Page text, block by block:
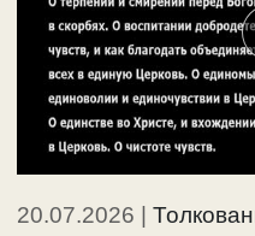
20.07.2026 |